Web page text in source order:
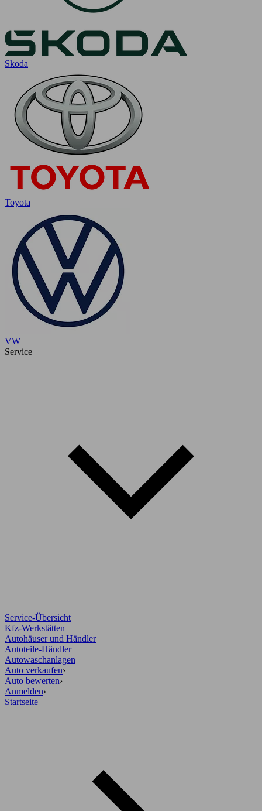
Skoda
Toyota
VW
Service
Service-Übersicht
Kfz-Werkstätten
Autohäuser und Händler
Autoteile-Händler
Autowaschanlagen
Auto verkaufen›
Auto bewerten›
Anmelden›
Startseite